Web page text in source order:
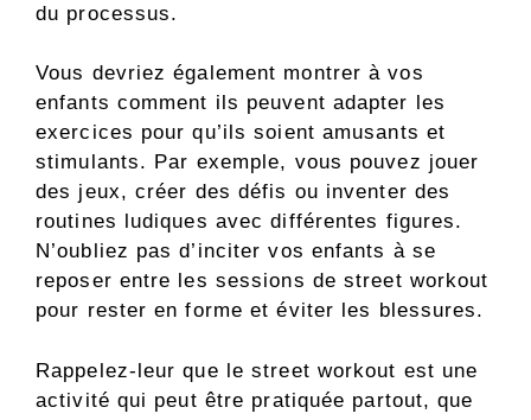
du processus.
Vous devriez également montrer à vos
enfants comment ils peuvent adapter les
exercices pour qu’ils soient amusants et
stimulants. Par exemple, vous pouvez jouer
des jeux, créer des défis ou inventer des
routines ludiques avec différentes figures.
N’oubliez pas d’inciter vos enfants à se
reposer entre les sessions de street workout
pour rester en forme et éviter les blessures.
Rappelez-leur que le street workout est une
activité qui peut être pratiquée partout, que